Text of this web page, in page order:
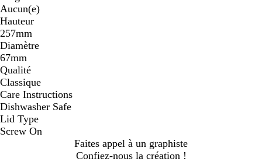
Aucun(e)
Hauteur
257mm
Diamètre
67mm
Qualité
Classique
Care Instructions
Dishwasher Safe
Lid Type
Screw On
Faites appel à un graphiste
Confiez-nous la création !